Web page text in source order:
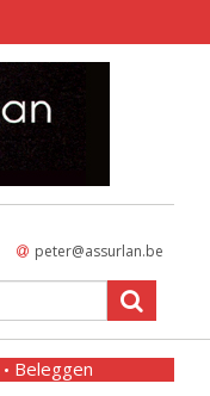
peter@assurlan.be
Beleggen